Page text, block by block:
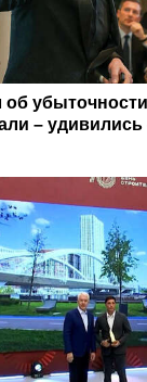
– удивились